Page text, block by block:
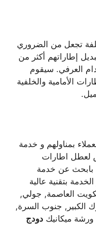
تجعل من الضروري
إطاراتهم أكثر من
العرفي. سيقوم
الأمامية والخلفية
بمناولهم و خدمة
لعطل اطارات
بابحث عن خدمة
بتقنية عالية
العاصمة, جولي,
الكبير, جنوب السرة,
ميكانيك دودج